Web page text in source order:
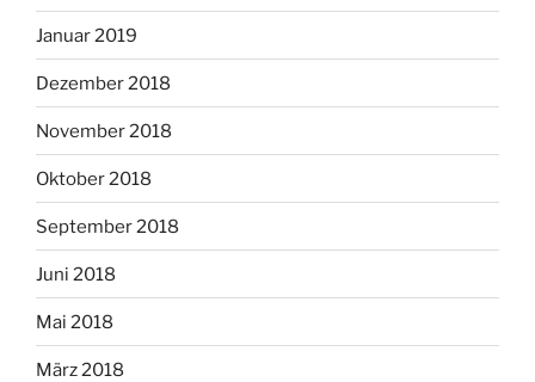
Januar 2019
Dezember 2018
November 2018
Oktober 2018
September 2018
Juni 2018
Mai 2018
März 2018